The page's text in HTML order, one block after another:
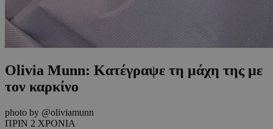
Olivia Munn: Κατέγραψε τη μάχη της με
τον καρκίνο
photo by @oliviamunn
ΠΡΙΝ 2 ΧΡΟΝΙΑ